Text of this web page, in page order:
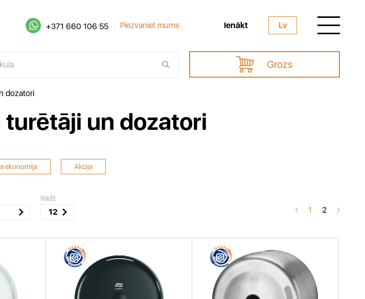
+371 660 106 55 Piezvaniet mums Ienākt Lv
Grozs
dozatori
un dozatori
ekonomija Akcija
Rādīt
12 1 2